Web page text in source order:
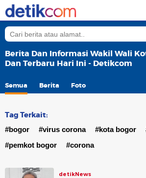
Berita Dan Informasi Wakil Wali
Dan Terbaru Hari Ini - Detikcom
Semua Berita Foto
Tag Terkait:
#bogor #virus corona #kota bogor
#pemkot bogor
#corona
detikNews